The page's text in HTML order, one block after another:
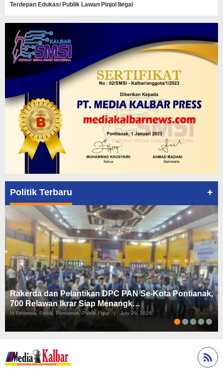
Terdepan Edukasi Publik Lawan Pinjol Ilegal
Politik Terbaru +
Rakerda dan Pelantikan DPC PAN Se-Kota Pontianak,
700 Relawan Ikrar Siap Menangk…
In Peristiwa, Politik, Pontianak, Publik Figur | July 29, 2026